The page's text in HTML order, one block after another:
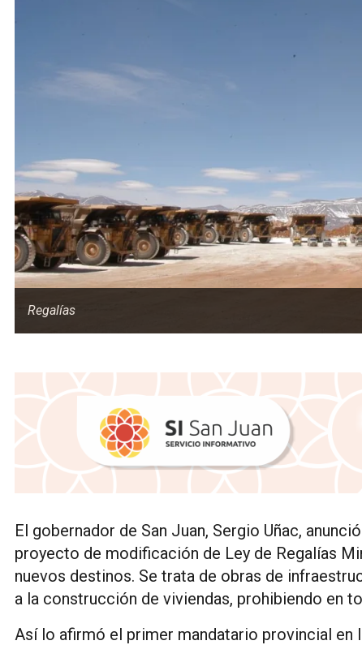
Regalías
El gobernador de San Juan, Sergio Uñac,
proyecto de modificación de Ley de Regalías
nuevos destinos. Se trata de obras de
a la construcción de viviendas, prohibiendo en
Así lo afirmó el primer mandatario provincial